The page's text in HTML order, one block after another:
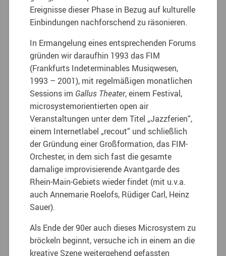
Ereignisse dieser Phase in Bezug auf kulturelle
Einbindungen nachforschend zu räsonieren.
In Ermangelung eines entsprechenden Forums
gründen wir daraufhin 1993 das FIM
(Frankfurts Indeterminables Musiqwesen,
1993 – 2001), mit regelmäßigen monatlichen
Sessions im Gallus Theater, einem Festival,
microsystemorientierten open air
Veranstaltungen unter dem Titel „Jazzferien“,
einem Internetlabel „recout“ und schließlich
der Gründung einer Großformation, das FIM-
Orchester, in dem sich fast die gesamte
damalige improvisierende Avantgarde des
Rhein-Main-Gebiets wieder findet (mit u.v.a.
auch Annemarie Roelofs, Rüdiger Carl, Heinz
Sauer).
Als Ende der 90er auch dieses Microsystem zu
bröckeln beginnt, versuche ich in einem an die
kreative Szene weitergehend gefassten